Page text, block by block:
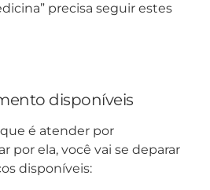
precisa seguir estes
disponíveis
é atender por
por ela, você vai se deparar
disponíveis: